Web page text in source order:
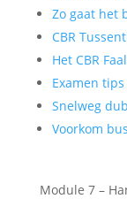
Zo gaat het
CBR
Het CBR
Examen
Snelweg
Voorkom
Module 7 –